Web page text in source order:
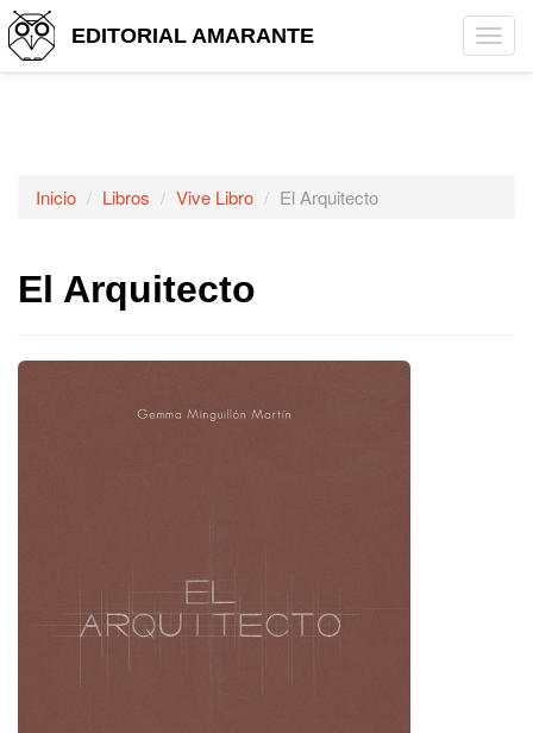
EDITORIAL AMARANTE
Inicio Libros Vive Libro El Arquitecto
El Arquitecto